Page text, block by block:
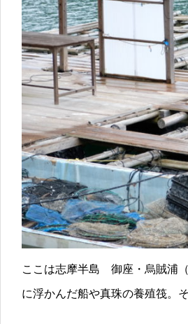
ここは志摩半島 御座・烏賊浦
に浮かんだ船や真珠の養殖筏